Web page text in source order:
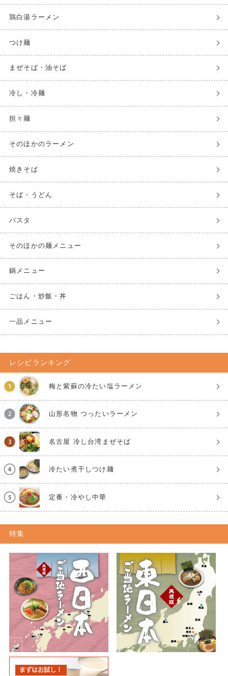
鶏白湯ラーメン
つけ麺
まぜそば・油そば
冷し・冷麺
担々麺
そのほかのラーメン
焼きそば
そば・うどん
パスタ
そのほかの麺メニュー
鍋メニュー
ごはん・炒飯・丼
一品メニュー
レシピランキング
梅と紫蘇の冷たい塩ラーメン
山形名物 つったいラーメン
名古屋 冷し台湾まぜそば
冷たい煮干しつけ麺
定番・冷やし中華
特集